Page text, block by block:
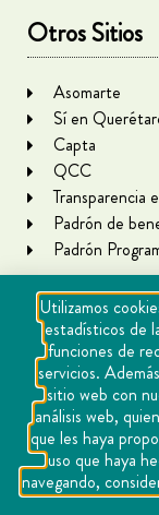
Otros Sitios
Asomarte
Sí en
Capta
QCC
Transparencia
Padrón de
Padrón
Utilizamos
estadísticos de
funciones de
servicios.
sitio web con
análisis web,
que les haya
uso que haya
navegando,